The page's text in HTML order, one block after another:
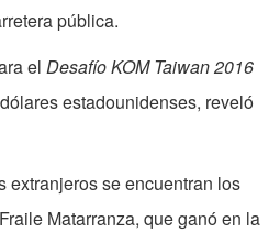
pública.
el Desafío KOM Taiwan 2016
estadounidenses, reveló
extranjeros se encuentran los
Matarranza, que ganó en la